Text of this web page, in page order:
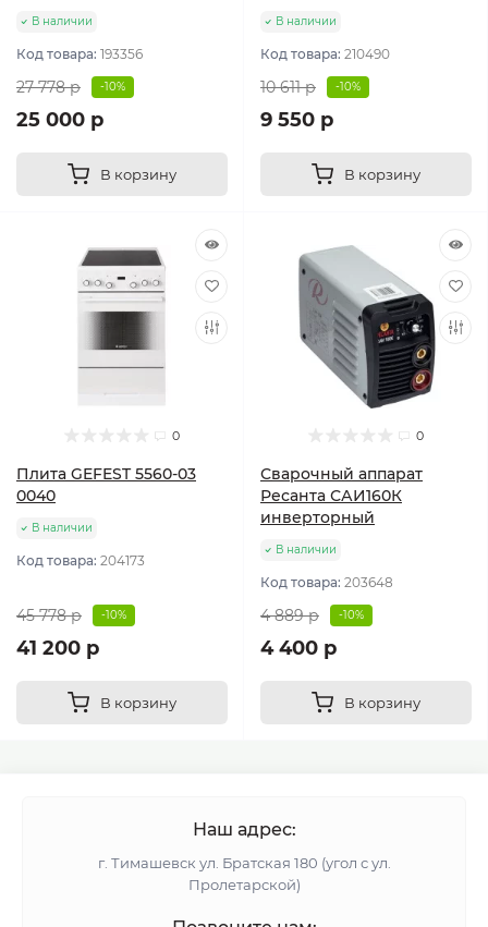
В наличии
Код товара: 193356
27 778 р -10%
25 000 р
В корзину
В наличии
Код товара: 210490
10 611 р -10%
9 550 р
В корзину
0
Плита GEFEST 5560-03
0040
В наличии
Код товара: 204173
45 778 р -10%
41 200 р
В корзину
0
Сварочный аппарат
Ресанта САИ160К
инверторный
В наличии
Код товара: 203648
4 889 р -10%
4 400 р
В корзину
Наш адрес:
г. Тимашевск ул. Братская 180 (угол с ул.
Пролетарской)